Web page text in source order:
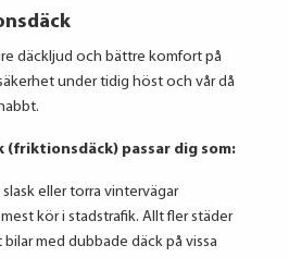
däckljud och bättre komfort på
under tidig höst och vår då
(friktionsdäck) passar dig som:
eller torra vintervägar
kör i stadstrafik. Allt fler städer
med dubbade däck på vissa